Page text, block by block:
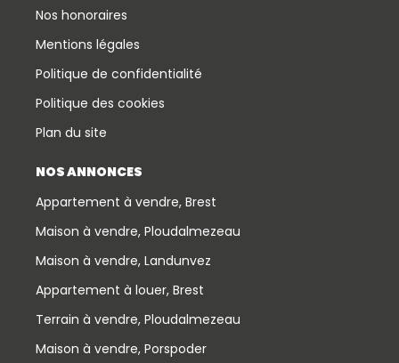
Nos honoraires
Mentions légales
Politique de confidentialité
Politique des cookies
Plan du site
NOS ANNONCES
Appartement à vendre, Brest
Maison à vendre, Ploudalmezeau
Maison à vendre, Landunvez
Appartement à louer, Brest
Terrain à vendre, Ploudalmezeau
Maison à vendre, Porspoder